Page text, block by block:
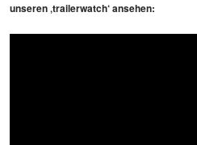
unseren ‚trailerwatch‘ ansehen: